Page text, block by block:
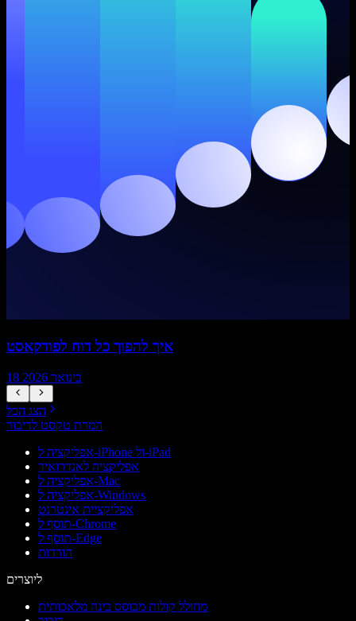
איך להפוך כל דוח לפודקאסט
18 בינואר 2026
הצג הכל
המרת טקסט לדיבור
אפליקציה ל-iPhone ול-iPad
אפליקציה לאנדרואיד
אפליקציה ל-Mac
אפליקציה ל-Windows
אפליקציית אינטרנט
תוסף ל-Chrome
תוסף ל-Edge
הורדות
ליוצרים
מחולל קולות מבוסס בינה מלאכותית